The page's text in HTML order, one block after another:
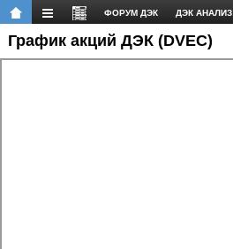
ФОРУМ ДЭК ДЭК АНАЛИЗ
График акций ДЭК (DVEC)